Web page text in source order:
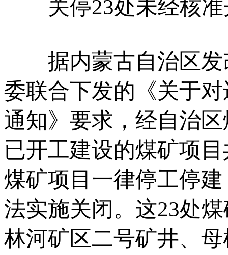
关停23处未经核准
据内蒙古自治区发
委联合下发的《关于
通知》要求，经自治
已开工建设的煤矿项
煤矿项目一律停工停
法实施关闭。这23处
林河矿区二号矿井、